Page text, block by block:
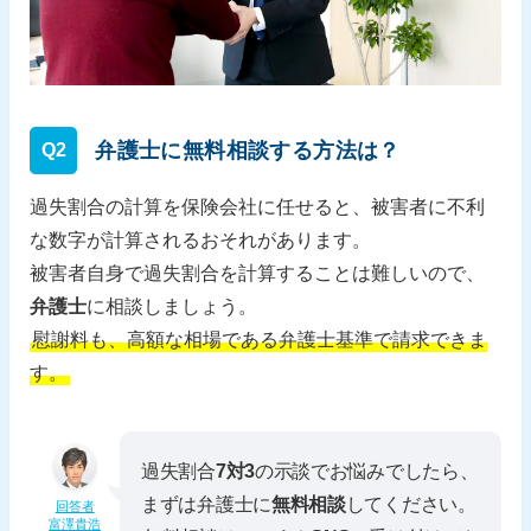
Q2 弁護士に無料相談する方法は？
過失割合の計算を保険会社に任せると、被害者に不利
な数字が計算されるおそれがあります。
被害者自身で過失割合を計算することは難しいので、
弁護士に相談しましょう。
慰謝料も、高額な相場である弁護士基準で請求できま
す。
回答者
富澤貴浩
過失割合7対3の示談でお悩みでしたら、
まずは弁護士に無料相談してください。